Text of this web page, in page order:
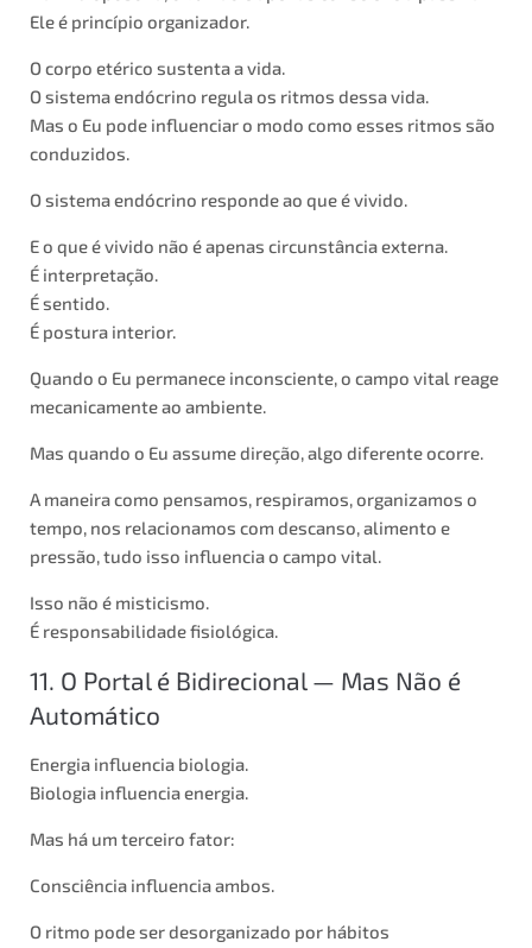
Ele é princípio organizador.
O corpo etérico sustenta a vida.
O sistema endócrino regula os ritmos dessa vida.
Mas o Eu pode influenciar o modo como esses ritmos são
conduzidos.
O sistema endócrino responde ao que é vivido.
E o que é vivido não é apenas circunstância externa.
É interpretação.
É sentido.
É postura interior.
Quando o Eu permanece inconsciente, o campo vital reage
mecanicamente ao ambiente.
Mas quando o Eu assume direção, algo diferente ocorre.
A maneira como pensamos, respiramos, organizamos o
tempo, nos relacionamos com descanso, alimento e
pressão, tudo isso influencia o campo vital.
Isso não é misticismo.
É responsabilidade fisiológica.
11. O Portal é Bidirecional — Mas Não é
Automático
Energia influencia biologia.
Biologia influencia energia.
Mas há um terceiro fator:
Consciência influencia ambos.
O ritmo pode ser desorganizado por hábitos